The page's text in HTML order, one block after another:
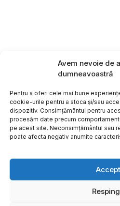
Avem nevoie de
dumneavoastră
Pentru a oferi cele mai bune
cookie-urile pentru a stoca și/sau
dispozitiv. Consimțământul pentru
procesăm date precum
pe acest site. Neconsimțământul sau
poate afecta negativ anumite
Accept
Copyright